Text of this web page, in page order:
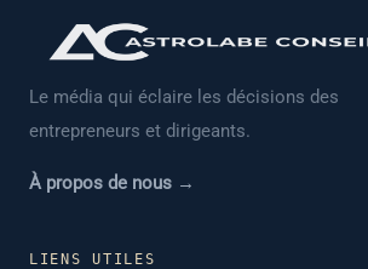
Le média qui éclaire les décisions des
entrepreneurs et dirigeants.
À propos de nous →
LIENS UTILES